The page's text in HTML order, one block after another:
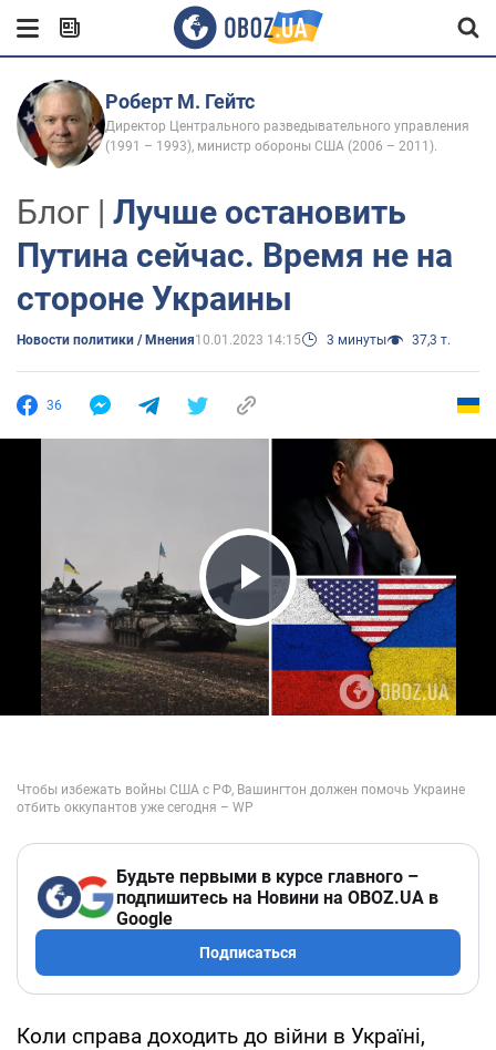
Роберт М. Гейтс
Директор Центрального разведывательного управления
(1991 – 1993), министр обороны США (2006 – 2011).
Блог | Лучше остановить
Путина сейчас. Время не на
стороне Украины
Новости политики / Мнения10.01.2023 14:15 3 минуты 37,3 т.
36
Play Video
Будьте первыми в курсе главного –
подпишитесь на Новини на OBOZ.UA в
Google
Подписаться
Коли справа доходить до війни в Україні,